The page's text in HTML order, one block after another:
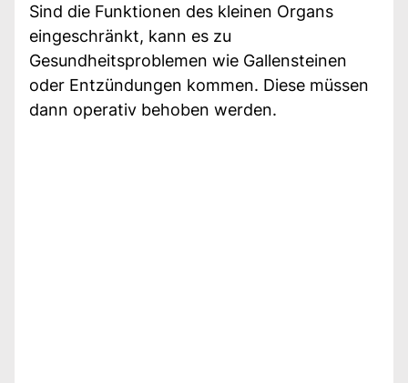
Sind die Funktionen des kleinen Organs
eingeschränkt, kann es zu
Gesundheitsproblemen wie Gallensteinen
oder Entzündungen kommen. Diese müssen
dann operativ behoben werden.